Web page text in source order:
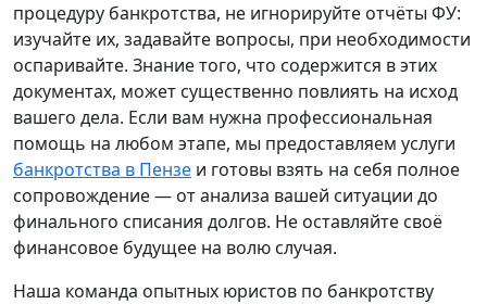
процедуру банкротства, не игнорируйте отчёты ФУ:
изучайте их, задавайте вопросы, при необходимости
оспаривайте. Знание того, что содержится в этих
документах, может существенно повлиять на исход
вашего дела. Если вам нужна профессиональная
помощь на любом этапе, мы предоставляем услуги
банкротства в Пензе и готовы взять на себя полное
сопровождение — от анализа вашей ситуации до
финального списания долгов. Не оставляйте своё
финансовое будущее на волю случая.
Наша команда опытных юристов по банкротству